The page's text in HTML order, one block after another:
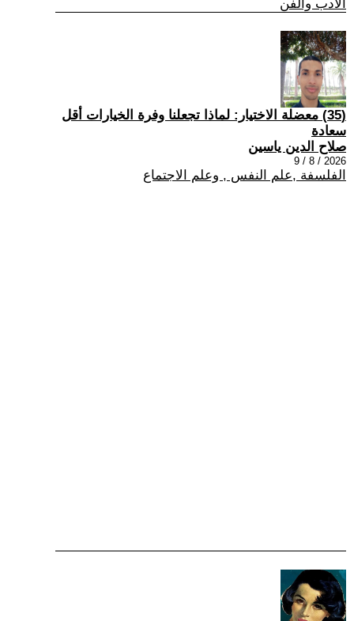
الادب والفن
(35) معضلة الاختيار: لماذا تجعلنا وفرة الخيارات أقل
سعادة
صلاح الدين ياسين
2026 / 8 / 9
الفلسفة ,علم النفس , وعلم الاجتماع